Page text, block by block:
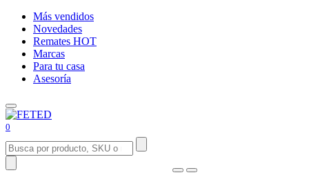
Más vendidos
Novedades
Remates HOT
Marcas
Para tu casa
Asesoría
0